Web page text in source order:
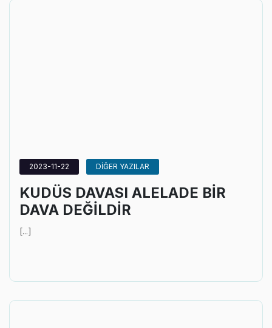
2023-11-22 DİĞER YAZILAR
KUDÜS DAVASI ALELADE BİR
DAVA DEĞİLDİR
[...]